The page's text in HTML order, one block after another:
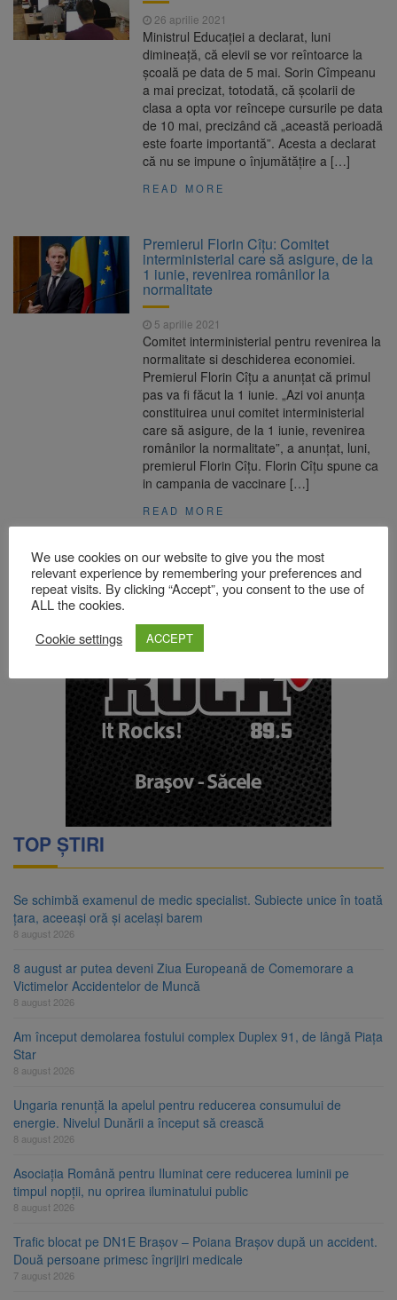
26 aprilie 2021
Ministrul Educației a declarat, luni
dimineață, că elevii se vor reîntoarce la
școală pe data de 5 mai. Sorin Cîmpeanu
a mai precizat, totodată, că școlarii de
clasa a opta vor reîncepe cursurile pe data
de 10 mai, precizând că „această perioadă
este foarte importantă”. Acesta a declarat
că nu se impune o înjumătățire a […]
READ MORE
Premierul Florin Cîțu: Comitet
interministerial care să asigure, de la
1 iunie, revenirea românilor la
normalitate
5 aprilie 2021
Comitet interministerial pentru revenirea la
normalitate si deschiderea economiei.
Premierul Florin Cîțu a anunţat că primul
pas va fi făcut la 1 iunie. „Azi voi anunța
constituirea unui comitet interministerial
care să asigure, de la 1 iunie, revenirea
românilor la normalitate”, a anunțat, luni,
premierul Florin Cîțu. Florin Cîțu spune ca
in campania de vaccinare […]
READ MORE
TOP ȘTIRI
Se schimbă examenul de medic specialist. Subiecte unice în toată
țara, aceeași oră și același barem
8 august 2026
8 august ar putea deveni Ziua Europeană de Comemorare a
Victimelor Accidentelor de Muncă
8 august 2026
Am început demolarea fostului complex Duplex 91, de lângă Piața
Star
8 august 2026
Ungaria renunță la apelul pentru reducerea consumului de
energie. Nivelul Dunării a început să crească
8 august 2026
Asociația Română pentru Iluminat cere reducerea luminii pe
timpul nopții, nu oprirea iluminatului public
8 august 2026
Trafic blocat pe DN1E Brașov – Poiana Brașov după un accident.
Două persoane primesc îngrijiri medicale
7 august 2026
We use cookies on our website to give you the most
relevant experience by remembering your preferences and
repeat visits. By clicking “Accept”, you consent to the use of
ALL the cookies.
Cookie settings
ACCEPT